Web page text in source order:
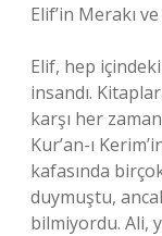
Elif’in Merakı
Elif, hep
insandı.
karşı her
Kur’an-ı
kafasında birçok
duymuştu,
bilmiyordu. Ali,